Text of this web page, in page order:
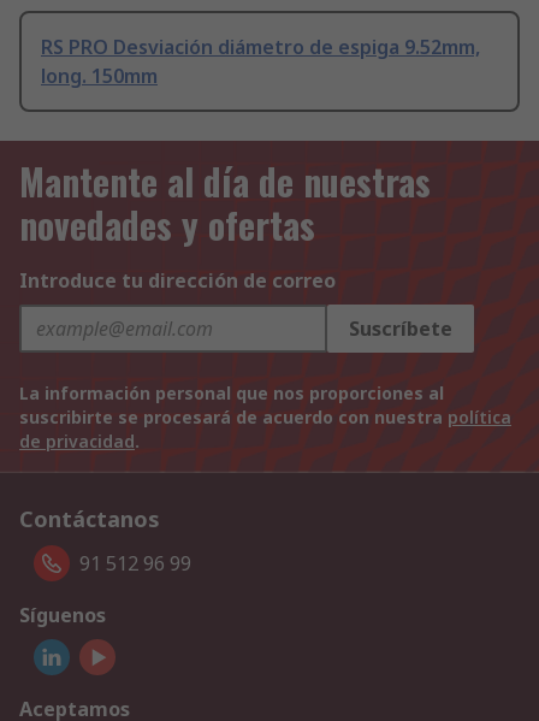
RS PRO Desviación diámetro de espiga 9.52mm,
long. 150mm
Mantente al día de nuestras
novedades y ofertas
Introduce tu dirección de correo
Suscríbete
La información personal que nos proporciones al
suscribirte se procesará de acuerdo con nuestra política
de privacidad.
Contáctanos
91 512 96 99
Síguenos
Aceptamos